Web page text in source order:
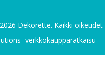
Dekorette. Kaikki oikeudet
-verkkokaupparatkaisu